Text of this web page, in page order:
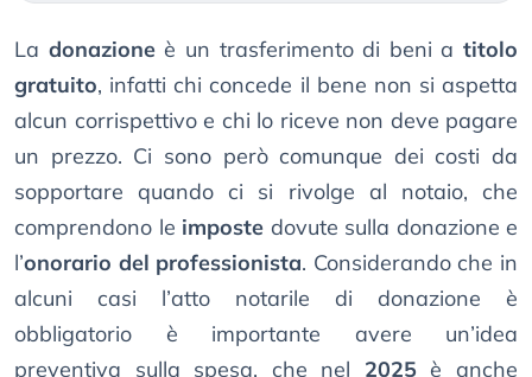
La donazioneè un trasferimento di beni a titolo
gratuito, infatti chi concede il bene non si aspetta
alcun corrispettivo e chi lo riceve non deve pagare
un prezzo. Ci sono però comunque dei costi da
sopportare quando ci si rivolge al notaio, che
comprendono le imposte dovute sulla donazione e
l’onorario del professionista. Considerando che in
alcuni casi l’atto notarile di donazione è
obbligatorio è importante avere un’idea
preventiva sulla spesa, che nel 2025 è anche